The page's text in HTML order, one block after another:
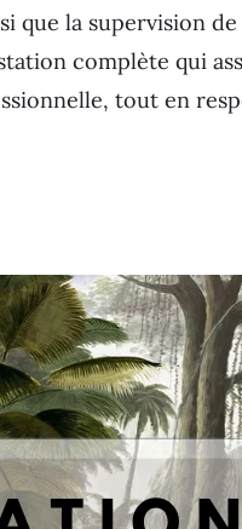
que la supervision de
complète qui
tout en